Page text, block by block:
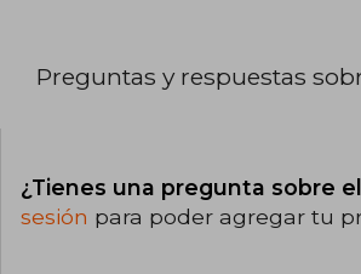
Preguntas y respuestas
¿Tienes una pregunta sobre
sesión para poder agregar tu